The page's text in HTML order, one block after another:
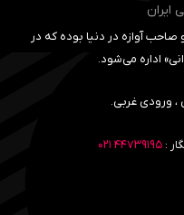
ایران
صاحب آوازه در دنیا بوده که در
اداره می‌شود.
، ورودی غربی.
:۴۴۷۳۹۱۹۵ ۰۲۱